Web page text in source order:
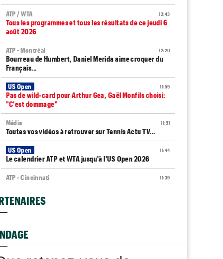
12:43
ATP / WTA
Tous les programmes et tous les résultats de ce jeudi 6
août 2026
12:20
ATP - Montréal
Bourreau de Humbert, Daniel Merida aime croquer du
Français...
11:59
US Open
Pas de wild-card pour Arthur Gea, Gaël Monfils choisi:
"C'est dommage"
11:51
Média
Toutes vos vidéos à retrouver sur Tennis Actu TV...
11:44
US Open
Le calendrier ATP et WTA jusqu'à l'US Open 2026
11:39
ATP - Cincinnati
Tennis Actu
et sans pop up !